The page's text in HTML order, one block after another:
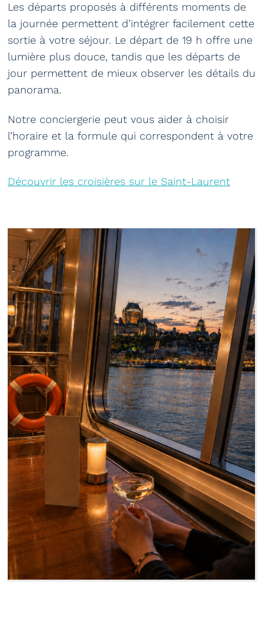
Les départs proposés à différents moments de
la journée permettent d’intégrer facilement cette
sortie à votre séjour. Le départ de 19 h offre une
lumière plus douce, tandis que les départs de
jour permettent de mieux observer les détails du
panorama.
Notre conciergerie peut vous aider à choisir
l’horaire et la formule qui correspondent à votre
programme.
Découvrir les croisières sur le Saint-Laurent